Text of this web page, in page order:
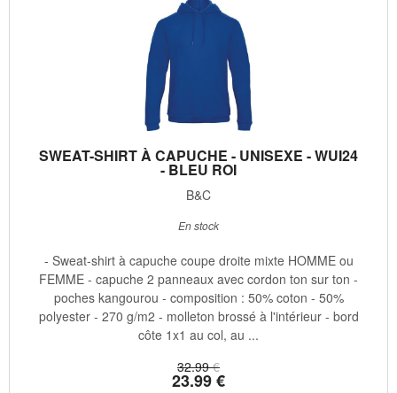
SWEAT-SHIRT À CAPUCHE - UNISEXE - WUI24
- BLEU ROI
B&C
32.99 €
23.99€
En stock
- Sweat-shirt à capuche coupe droite mixte HOMME ou
FEMME - capuche 2 panneaux avec cordon ton sur ton -
poches kangourou - composition : 50% coton - 50%
polyester - 270 g/m2 - molleton brossé à l'intérieur - bord
côte 1x1 au col, au ...